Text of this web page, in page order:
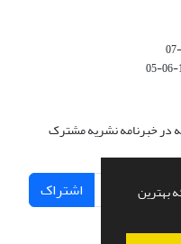
بهترین
در خبرنامه نشریه مشترک
اشتراک